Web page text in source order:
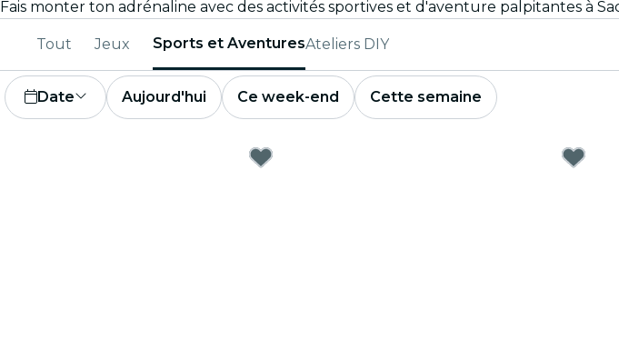
Tout Jeux Sports et AventuresAteliers DIY
Date Aujourd'hui Ce week-end Cette semaine